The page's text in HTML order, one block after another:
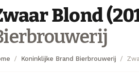
Blond
Koninklijke Brand Bierbrouwerij